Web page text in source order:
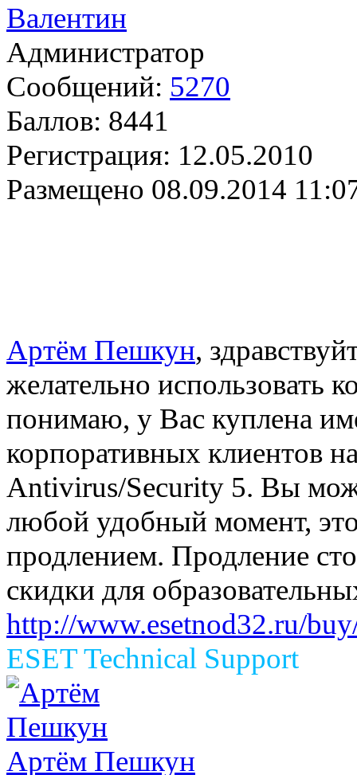
Валентин
Администратор
Сообщений: 5270
Баллов: 8441
Регистрация: 12.05.2010
Размещено 08.09.2014
Артём Пешкун,
желательно использовать
понимаю, у Вас куплена
корпоративных клиентов
Antivirus/Security 5. Вы
любой удобный момент,
продлением. Продление
скидки для
http://www.esetnod32.ru/
ESET Technical Support
Артём Пешкун